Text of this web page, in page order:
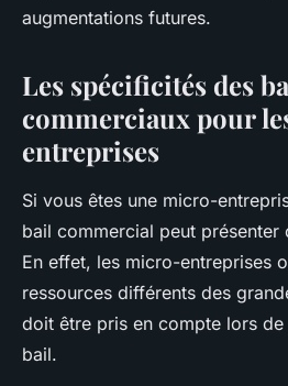
augmentations futures.
Les spécificités des
commerciaux pour
entreprises
Si vous êtes une micro-
bail commercial peut présenter
En effet, les micro-entreprises
ressources différents des
doit être pris en compte lors
bail.